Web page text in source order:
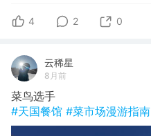
4 2 0
云稀星
8月前
菜鸟选手
#天国餐馆 #菜市场漫游指南